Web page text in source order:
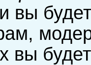
вы
вы